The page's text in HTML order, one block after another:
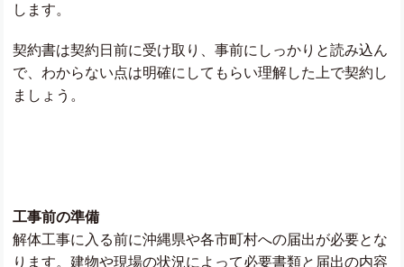
します。
契約書は契約日前に受け取り、事前にしっかりと読み込ん
で、わからない点は明確にしてもらい理解した上で契約し
ましょう。
工事前の準備
解体工事に入る前に沖縄県や各市町村への届出が必要とな
ります。建物や現場の状況によって必要書類と届出の内容